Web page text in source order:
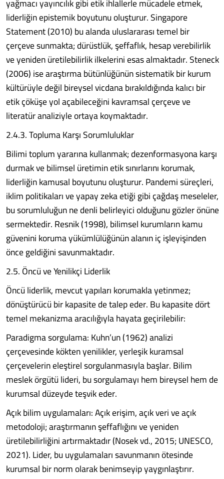
liderliğin epistemik boyutunu oluşturur. Singapore
Statement (2010) bu alanda uluslararası temel bir
çerçeve sunmakta; dürüstlük, şeffaflık, hesap verebilirlik
ve yeniden üretilebilirlik ilkelerini esas almaktadır. Steneck
(2006) ise araştırma bütünlüğünün sistematik bir kurum
kültürüyle değil bireysel vicdana bırakıldığında kalıcı bir
etik çöküşe yol açabileceğini kavramsal çerçeve ve
literatür analiziyle ortaya koymaktadır.
2.4.3. Topluma Karşı Sorumluluklar
Bilimi toplum yararına kullanmak; dezenformasyona karşı
durmak ve bilimsel üretimin etik sınırlarını korumak,
liderliğin kamusal boyutunu oluşturur. Pandemi süreçleri,
iklim politikaları ve yapay zeka etiği gibi çağdaş meseleler,
bu sorumluluğun ne denli belirleyici olduğunu gözler önüne
sermektedir. Resnik (1998), bilimsel kurumların kamu
güvenini koruma yükümlülüğünün alanın iç işleyişinden
önce geldiğini savunmaktadır.
2.5. Öncü ve Yenilikçi Liderlik
Öncü liderlik, mevcut yapıları korumakla yetinmez;
dönüştürücü bir kapasite de talep eder. Bu kapasite dört
temel mekanizma aracılığıyla hayata geçirilebilir:
Paradigma sorgulama: Kuhn’un (1962) analizi
çerçevesinde kökten yenilikler, yerleşik kuramsal
çerçevelerin eleştirel sorgulanmasıyla başlar. Bilim
meslek örgütü lideri, bu sorgulamayı hem bireysel hem de
kurumsal düzeyde teşvik eder.
Açık bilim uygulamaları: Açık erişim, açık veri ve açık
metodoloji; araştırmanın şeffaflığını ve yeniden
üretilebilirliğini artırmaktadır (Nosek vd., 2015; UNESCO,
2021). Lider, bu uygulamaları savunmanın ötesinde
kurumsal bir norm olarak benimseyip yaygınlaştırır.